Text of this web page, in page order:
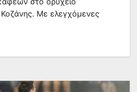
Με ελεγχόμενες